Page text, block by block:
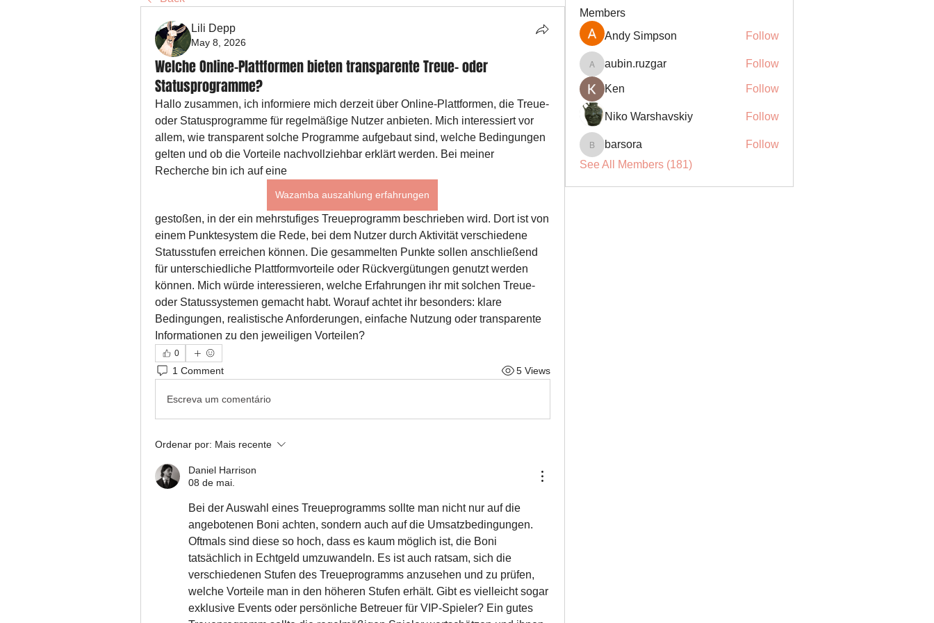
Lili Depp
May 8, 2026
Welche Online-Plattformen bieten transparente Treue- oder
Statusprogramme?
Hallo zusammen, ich informiere mich derzeit über Online-Plattformen, die Treue-
oder Statusprogramme für regelmäßige Nutzer anbieten. Mich interessiert vor
allem, wie transparent solche Programme aufgebaut sind, welche Bedingungen
gelten und ob die Vorteile nachvollziehbar erklärt werden. Bei meiner
Recherche bin ich auf eine
Wazamba auszahlung erfahrungen
gestoßen, in der ein mehrstufiges Treueprogramm beschrieben wird. Dort ist von
einem Punktesystem die Rede, bei dem Nutzer durch Aktivität verschiedene
Statusstufen erreichen können. Die gesammelten Punkte sollen anschließend
für unterschiedliche Plattformvorteile oder Rückvergütungen genutzt werden
können. Mich würde interessieren, welche Erfahrungen ihr mit solchen Treue-
oder Statussystemen gemacht habt. Worauf achtet ihr besonders: klare
Bedingungen, realistische Anforderungen, einfache Nutzung oder transparente
Informationen zu den jeweiligen Vorteilen?
0
1 Comment 5 Views
Escreva um comentário
Ordenar por: Mais recente
Daniel Harrison
08 de mai.
Bei der Auswahl eines Treueprogramms sollte man nicht nur auf die
angebotenen Boni achten, sondern auch auf die Umsatzbedingungen.
Oftmals sind diese so hoch, dass es kaum möglich ist, die Boni
tatsächlich in Echtgeld umzuwandeln. Es ist auch ratsam, sich die
verschiedenen Stufen des Treueprogramms anzusehen und zu prüfen,
welche Vorteile man in den höheren Stufen erhält. Gibt es vielleicht sogar
exklusive Events oder persönliche Betreuer für VIP-Spieler? Ein gutes
Members
Andy Simpson
Follow
aubin.ruzgar
aubin.ruzgar Follow
Ken Follow
Niko Warshavskiy Follow
barsora
barsora
Follow
See All Members (181)